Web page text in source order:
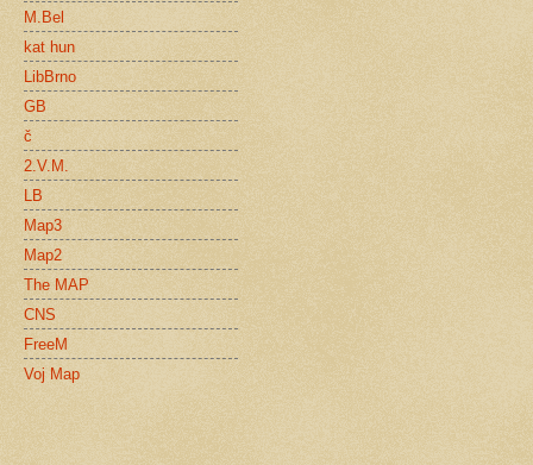
M.Bel
kat hun
LibBrno
GB
č
2.V.M.
LB
Map3
Map2
The MAP
CNS
FreeM
Voj Map